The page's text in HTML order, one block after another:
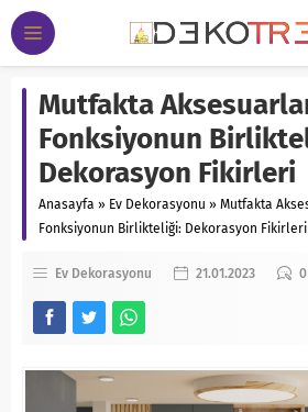
Mutfakta
Fonksiyonun
Dekorasyon Fikirleri
Anasayfa » Ev Dekorasyonu » Mutfakta
Fonksiyonun Birlikteliği: Dekorasyon Fikirleri
Ev Dekorasyonu 21.01.2023 0